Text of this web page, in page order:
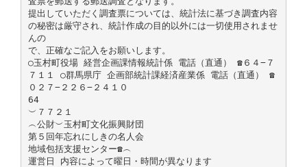
提出していただく調査票については、統計法に基づき調査内容
の秘密は厳守され、統計作成の目的以外には一切使用されませ
んの
で、正確なご記入をお願いします。
○玉村町役場 経営企画課情報統計係 電話（直通） ☎６４−７
７１１ ○群馬県庁 企画部統計課経済産業係 電話（直通） ☎
０２７−２２６−２４１０
64
︶７７２１
︵公財︶玉村町文化振興財団
第５回年忘れにしきの名人会
地域包括支援センター☎︵
運営日 内容によって曜日・時間が異なります